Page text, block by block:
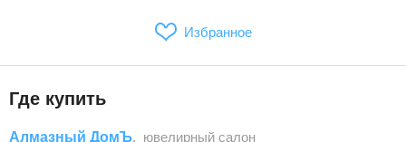
Избранное
Где купить
Алмазный ДомЪ, ювелирный салон